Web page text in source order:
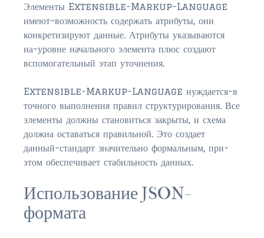
Элементы Extensible-Markup-Language
имеют-возможность содержать атрибуты, они
конкретизируют данные. Атрибуты указываются
на-уровне начального элемента плюс создают
вспомогательный этап уточнения.
Extensible-Markup-Language нуждается-в
точного выполнения правил структурирования. Все
элементы должны становиться закрыты, и схема
должна оставаться правильной. Это создает
данный-стандарт значительно формальным, при-
этом обеспечивает стабильность данных.
Использование JSON-
формата